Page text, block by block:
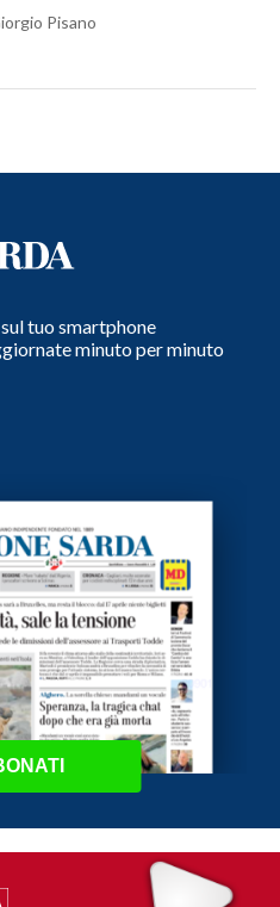
Pisano
tuo smartphone
minuto per minuto